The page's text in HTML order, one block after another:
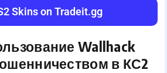
Skins on Tradeit.gg
Wallhack
в КС2